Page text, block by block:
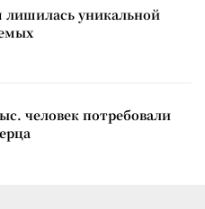
лишилась уникальной
человек потребовали